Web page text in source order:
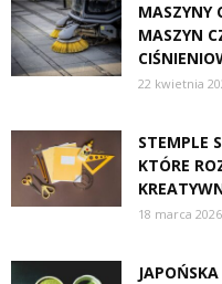
MASZYNY
MASZYN
22 kwietnia
STEMPLE
KTÓRE
18 marca 2026